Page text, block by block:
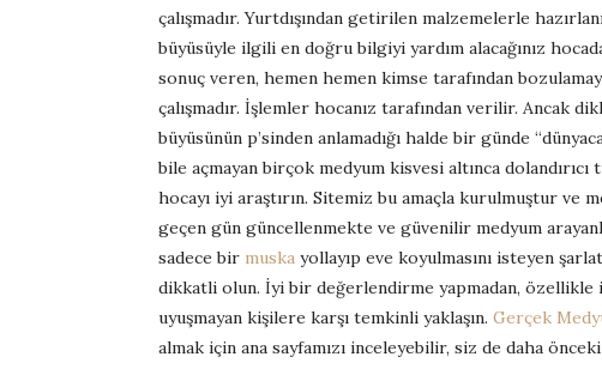
çalışmadır. Yurtdışından getirilen malzemelerle
büyüsüyle ilgili en doğru bilgiyi yardım alacağınız
sonuç veren, hemen hemen kimse tarafından
çalışmadır. İşlemler hocanız tarafından verilir. Ancak
büyüsünün p’sinden anlamadığı halde bir günde
bile açmayan birçok medyum kisvesi altınca
hocayı iyi araştırın. Sitemiz bu amaçla kurulmuştur ve
geçen gün güncellenmekte ve güvenilir medyum
sadece bir muska yollayıp eve koyulmasını isteyen
dikkatli olun. İyi bir değerlendirme yapmadan, özellikle
uyuşmayan kişilere karşı temkinli yaklaşın. Gerçek
almak için ana sayfamızı inceleyebilir, siz de daha